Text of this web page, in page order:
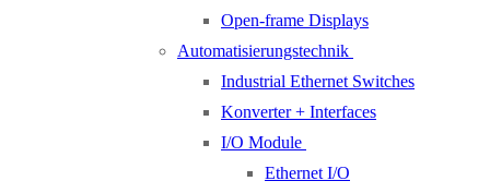
Open-frame Displays
Automatisierungstechnik
Industrial Ethernet Switches
Konverter + Interfaces
I/O Module
Ethernet I/O